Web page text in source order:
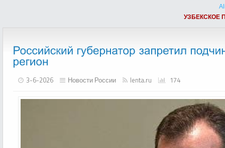
УЗБЕКСКОЕ
3-6-2026 Новости России lenta.ru 174